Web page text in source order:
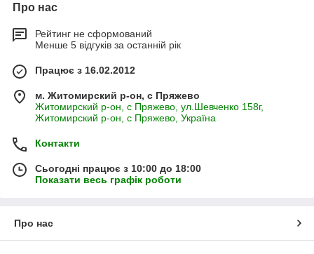
Про нас
Рейтинг не сформований
Менше 5 відгуків за останній рік
Працює з 16.02.2012
м. Житомирский р-он, с Пряжево
Житомирский р-он, с Пряжево, ул.Шевченко 158г,
Житомирский р-он, с Пряжево, Україна
Контакти
Сьогодні працює з 10:00 до 18:00
Показати весь графік роботи
Про нас